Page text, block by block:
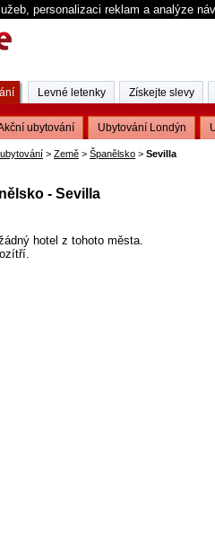
personalizaci reklam a analýze
> Země > Španělsko > Sevilla
- Sevilla
hotel z tohoto města.
ubytování Ubytování Londýn
Levné letenky Získejte slevy